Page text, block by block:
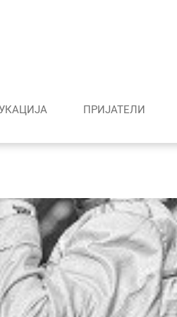
ПРИЈАТЕЛИ